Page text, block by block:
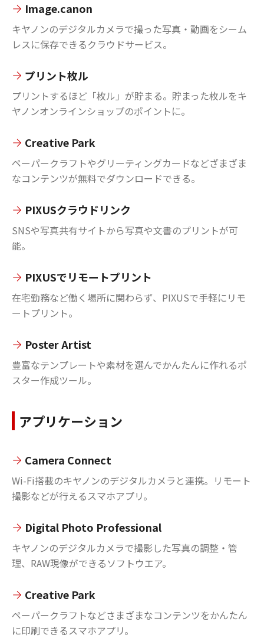
Image.canon
キヤノンのデジタルカメラで撮った写真・動画をシーム
レスに保存できるクラウドサービス。
プリント枚ル
プリントするほど「枚ル」が貯まる。貯まった枚ルをキ
ヤノンオンラインショップのポイントに。
Creative Park
ペーパークラフトやグリーティングカードなどざまざま
なコンテンツが無料でダウンロードできる。
PIXUSクラウドリンク
SNSや写真共有サイトから写真や文書のプリントが可
能。
PIXUSでリモートプリント
在宅勤務など働く場所に関わらず、PIXUSで手軽にリモ
ートプリント。
Poster Artist
豊富なテンプレートや素材を選んでかんたんに作れるポ
スター作成ツール。
アプリケーション
Camera Connect
Wi-Fi搭載のキヤノンのデジタルカメラと連携。リモート
撮影などが行えるスマホアプリ。
Digital Photo Professional
キヤノンのデジタルカメラで撮影した写真の調整・管
理、RAW現像ができるソフトウエア。
Creative Park
ペーパークラフトなどさまざまなコンテンツをかんたん
に印刷できるスマホアプリ。